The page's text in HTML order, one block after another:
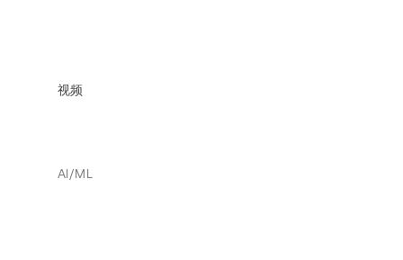
视频
AI/ML